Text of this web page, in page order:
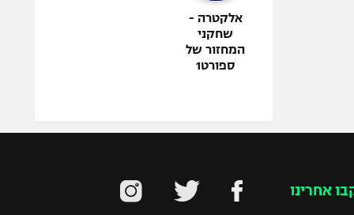
אלקטרה -
שחקני
המחזור של
ספורט1
אחרינו